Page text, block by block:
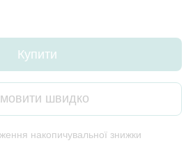
Купити
швидко
накопичувальної знижки